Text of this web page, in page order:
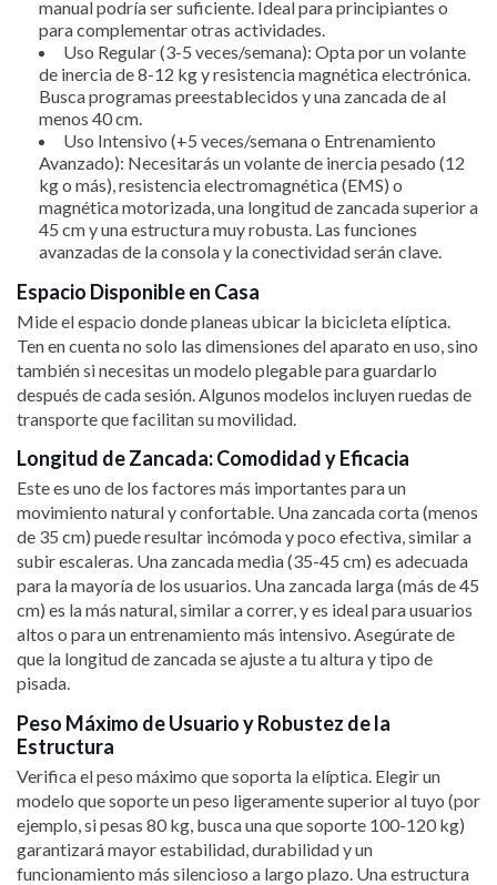
manual podría ser suficiente. Ideal para principiantes o
para complementar otras actividades.
Uso Regular (3-5 veces/semana): Opta por un volante
de inercia de 8-12 kg y resistencia magnética electrónica.
Busca programas preestablecidos y una zancada de al
menos 40 cm.
Uso Intensivo (+5 veces/semana o Entrenamiento
Avanzado): Necesitarás un volante de inercia pesado (12
kg o más), resistencia electromagnética (EMS) o
magnética motorizada, una longitud de zancada superior a
45 cm y una estructura muy robusta. Las funciones
avanzadas de la consola y la conectividad serán clave.
Espacio Disponible en Casa
Mide el espacio donde planeas ubicar la bicicleta elíptica.
Ten en cuenta no solo las dimensiones del aparato en uso, sino
también si necesitas un modelo plegable para guardarlo
después de cada sesión. Algunos modelos incluyen ruedas de
transporte que facilitan su movilidad.
Longitud de Zancada: Comodidad y Eficacia
Este es uno de los factores más importantes para un
movimiento natural y confortable. Una zancada corta (menos
de 35 cm) puede resultar incómoda y poco efectiva, similar a
subir escaleras. Una zancada media (35-45 cm) es adecuada
para la mayoría de los usuarios. Una zancada larga (más de 45
cm) es la más natural, similar a correr, y es ideal para usuarios
altos o para un entrenamiento más intensivo. Asegúrate de
que la longitud de zancada se ajuste a tu altura y tipo de
pisada.
Peso Máximo de Usuario y Robustez de la
Estructura
Verifica el peso máximo que soporta la elíptica. Elegir un
modelo que soporte un peso ligeramente superior al tuyo (por
ejemplo, si pesas 80 kg, busca una que soporte 100-120 kg)
garantizará mayor estabilidad, durabilidad y un
funcionamiento más silencioso a largo plazo. Una estructura